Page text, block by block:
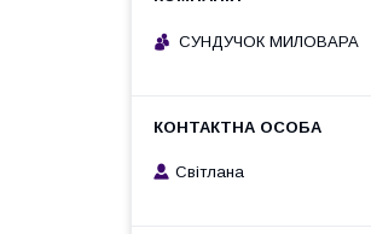
СУНДУЧОК МИЛОВАРА
Світлана